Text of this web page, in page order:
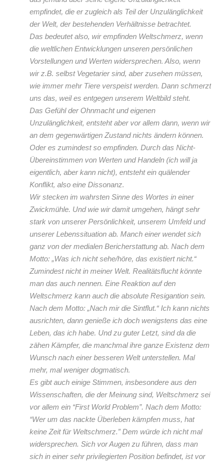
empfindet, die er zugleich als Teil der Unzulänglichkeit
der Welt, der bestehenden Verhältnisse betrachtet.
Das bedeutet also, wir empfinden Weltschmerz, wenn
die weltlichen Entwicklungen unseren persönlichen
Vorstellungen und Werten widersprechen. Also, wenn
wir z.B. selbst Vegetarier sind, aber zusehen müssen,
wie immer mehr Tiere verspeist werden. Dann schmerzt
uns das, weil es entgegen unserem Weltbild steht.
Das Gefühl der Ohnmacht und eigenen
Unzulänglichkeit, entsteht aber vor allem dann, wenn wir
an dem gegenwärtigen Zustand nichts ändern können.
Oder es zumindest so empfinden. Durch das Nicht-
Übereinstimmen von Werten und Handeln (ich will ja
eigentlich, aber kann nicht), entsteht ein quälender
Konflikt, also eine Dissonanz.
Wir stecken im wahrsten Sinne des Wortes in einer
Zwickmühle. Und wie wir damit umgehen, hängt sehr
stark von unserer Persönlichkeit, unserem Umfeld und
unserer Lebenssituation ab. Manch einer wendet sich
ganz von der medialen Bericherstattung ab. Nach dem
Motto: „Was ich nicht sehe/höre, das existiert nicht.“
Zumindest nicht in meiner Welt. Realitätsflucht könnte
man das auch nennen. Eine Reaktion auf den
Weltschmerz kann auch die absolute Resigantion sein.
Nach dem Motto: „Nach mir die Sintflut.“ Ich kann nichts
ausrichten, dann genieße ich doch wenigstens das eine
Leben, das ich habe. Und zu guter Letzt, sind da die
zähen Kämpfer, die manchmal ihre ganze Existenz dem
Wunsch nach einer besseren Welt unterstellen. Mal
mehr, mal weniger dogmatisch.
Es gibt auch einige Stimmen, insbesondere aus den
Wissenschaften, die der Meinung sind, Weltschmerz sei
vor allem ein “First World Problem”. Nach dem Motto:
“Wer um das nackte Überleben kämpfen muss, hat
keine Zeit für Weltschmerz.” Dem würde ich nicht mal
widersprechen. Sich vor Augen zu führen, dass man
sich in einer sehr privilegierten Position befindet, ist vor